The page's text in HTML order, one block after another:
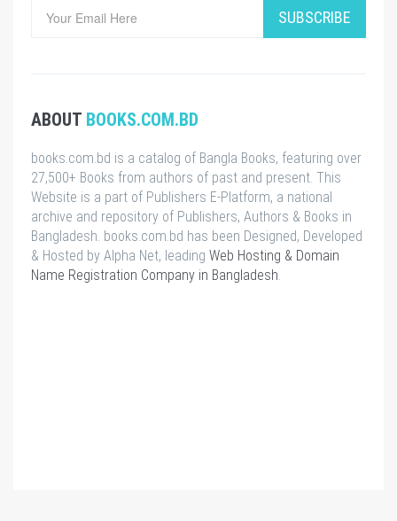
SUBSCRIBE
ABOUT BOOKS.COM.BD
books.com.bd is a catalog of Bangla Books, featuring over
27,500+ Books from authors of past and present. This
Website is a part of Publishers E-Platform, a national
archive and repository of Publishers, Authors & Books in
Bangladesh. books.com.bd has been Designed, Developed
& Hosted by Alpha Net, leading Web Hosting & Domain
Name Registration Company in Bangladesh